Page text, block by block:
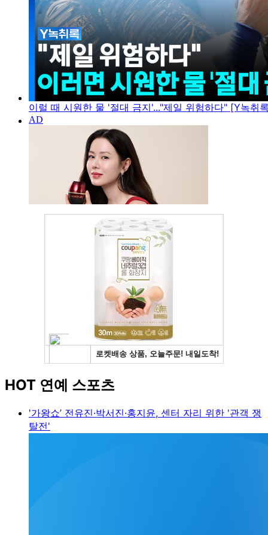
이럴 때 시원한 물 '절대 금지'..."제일 위험하다" [Y녹취
HOT 연예 스포츠
'가왕쇼’ 전유진·박서진·홍지윤, 센터 자리 위한 '관객 쟁
탈전'